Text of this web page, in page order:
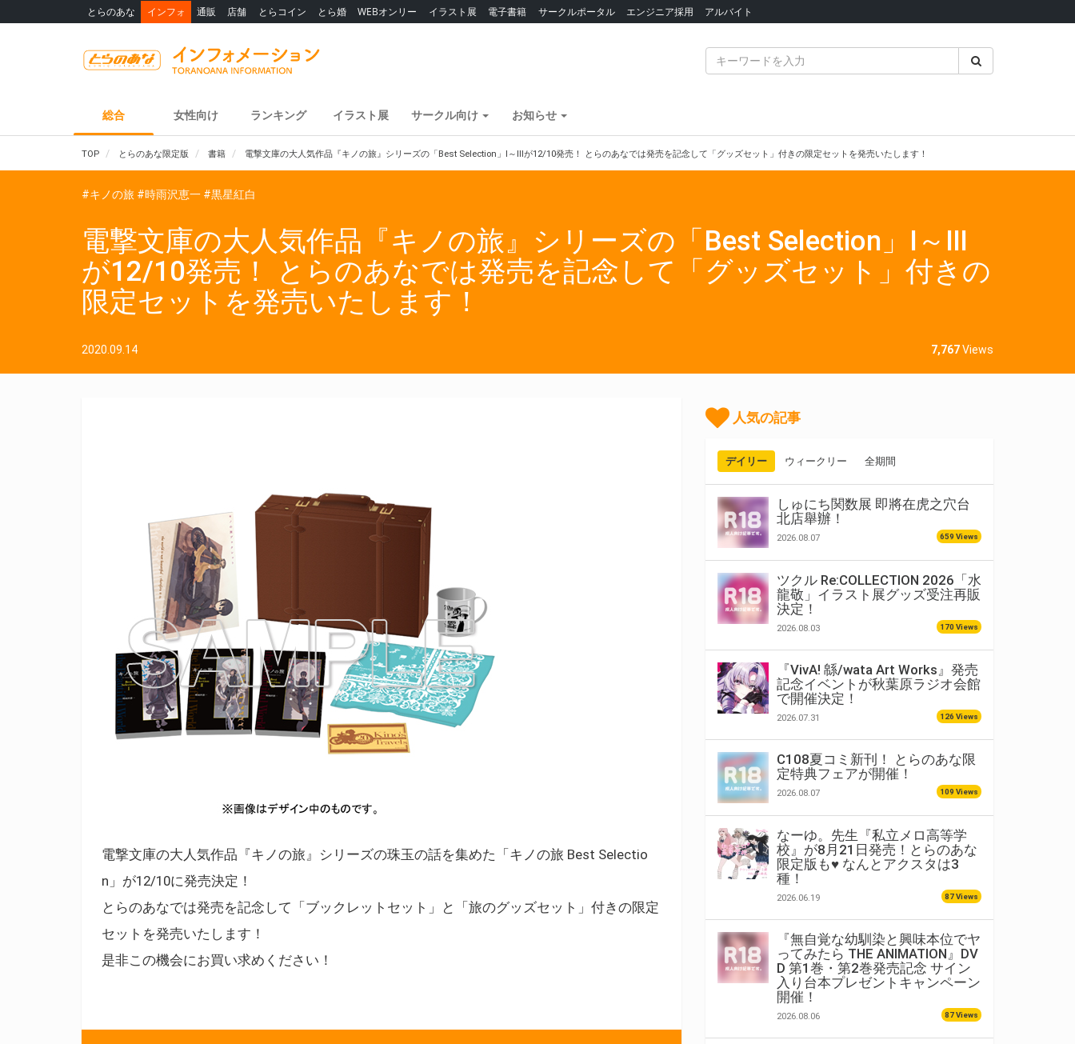
とらのあな インフォ 通販 店舗 とらコイン とら婚 WEBオンリー イラスト展 電子書籍 サークルポータル エンジニア採用 アルバイト
総合 女性向け ランキング イラスト展 サークル向け お知らせ
TOP とらのあな限定版 書籍 電撃文庫の大人気作品『キノの旅』シリーズの「Best Selection」Ⅰ～Ⅲが12/10発売！ とらのあなでは発売を記念して「グッズセット」付きの限定セットを発売いたします！
#キノの旅 #時雨沢恵一 #黒星紅白
電撃文庫の大人気作品『キノの旅』シリーズの「Best Selection」Ⅰ～Ⅲ
が12/10発売！ とらのあなでは発売を記念して「グッズセット」付きの
限定セットを発売いたします！
2020.09.14 7,767Views
電撃文庫の大人気作品『キノの旅』シリーズの珠玉の話を集めた「キノの旅 Best Selectio
n」が12/10に発売決定！
とらのあなでは発売を記念して「ブックレットセット」と「旅のグッズセット」付きの限定
セットを発売いたします！
是非この機会にお買い求めください！
人気の記事
デイリー ウィークリー 全期間
しゅにち関数展 即將在虎之穴台
北店舉辦！
2026.08.07 659 Views
ツクル Re:COLLECTION 2026「水
龍敬」イラスト展グッズ受注再販
決定！
2026.08.03 170 Views
『VivA! 緜/wata Art Works』発売
記念イベントが秋葉原ラジオ会館
で開催決定！
2026.07.31 126 Views
C108夏コミ新刊！ とらのあな限
定特典フェアが開催！
2026.08.07 109 Views
なーゆ。先生『私立メロ高等学
校』が8月21日発売！とらのあな
限定版も♥ なんとアクスタは3
種！
2026.06.19 87 Views
『無自覚な幼馴染と興味本位でヤ
ってみたら THE ANIMATION』DV
D 第1巻・第2巻発売記念 サイン
入り台本プレゼントキャンペーン
開催！
2026.08.06 87 Views